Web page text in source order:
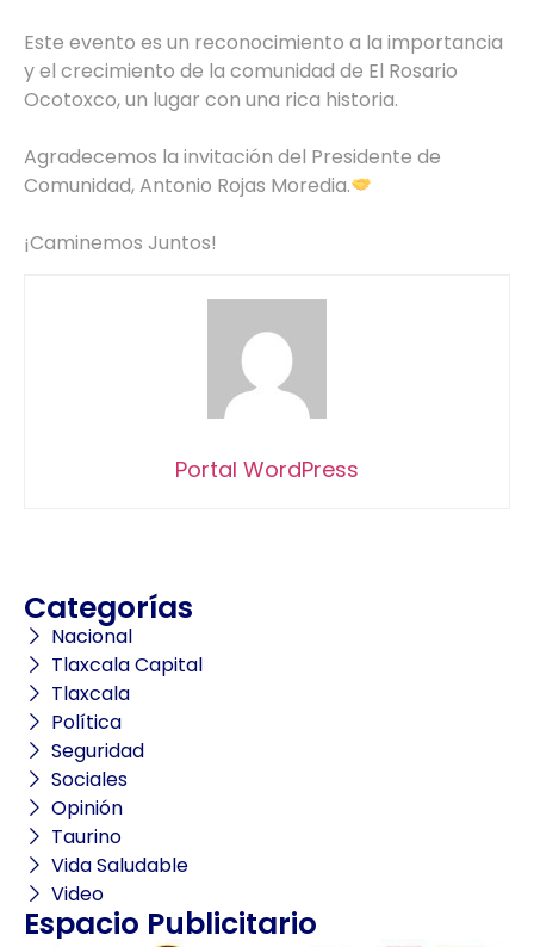
Este evento es un reconocimiento a la importancia
y el crecimiento de la comunidad de El Rosario
Ocotoxco, un lugar con una rica historia.
Agradecemos la invitación del Presidente de
Comunidad, Antonio Rojas Moredia.
¡Caminemos Juntos!
Portal WordPress
Categorías
Nacional
Tlaxcala Capital
Tlaxcala
Política
Seguridad
Sociales
Opinión
Taurino
Vida Saludable
Video
Espacio Publicitario